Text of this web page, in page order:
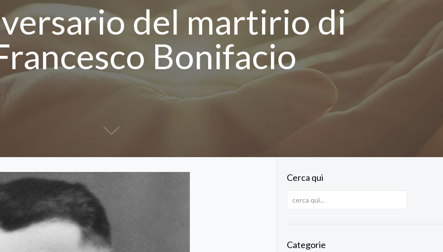
del martirio di
Bonifacio
Cerca qui
Categorie